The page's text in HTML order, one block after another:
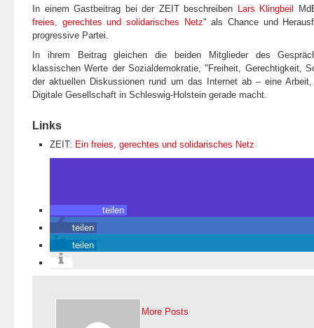
In einem Gastbeitrag bei der ZEIT beschreiben Lars Klingbeil
freies, gerechtes und solidarisches Netz" als Chance und
progressive Partei.
In ihrem Beitrag gleichen die beiden Mitglieder des
klassischen Werte der Sozialdemokratie, "Freiheit, Gerechtigkeit,
der aktuellen Diskussionen rund um das Internet ab – eine
Digitale Gesellschaft in Schleswig-Holstein gerade macht.
Links
ZEIT: Ein freies, gerechtes und solidarisches Netz
teilen
teilen
teilen
More Posts